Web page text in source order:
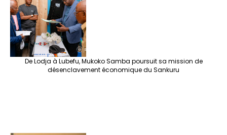
De Lodja à Lubefu, Mukoko Samba poursuit sa mission de
désenclavement économique du Sankuru